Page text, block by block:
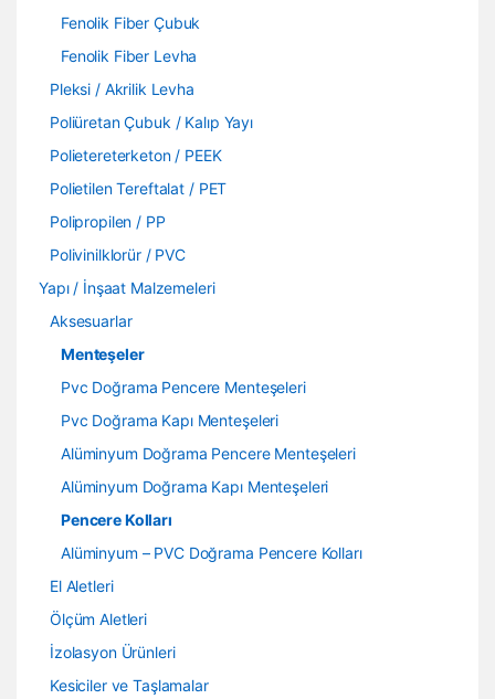
Fenolik Fiber Çubuk
Fenolik Fiber Levha
Pleksi / Akrilik Levha
Poliüretan Çubuk / Kalıp Yayı
Polietereterketon / PEEK
Polietilen Tereftalat / PET
Polipropilen / PP
Polivinilklorür / PVC
Yapı / İnşaat Malzemeleri
Aksesuarlar
Menteşeler
Pvc Doğrama Pencere Menteşeleri
Pvc Doğrama Kapı Menteşeleri
Alüminyum Doğrama Pencere Menteşeleri
Alüminyum Doğrama Kapı Menteşeleri
Pencere Kolları
Alüminyum – PVC Doğrama Pencere Kolları
El Aletleri
Ölçüm Aletleri
İzolasyon Ürünleri
Kesiciler ve Taşlamalar